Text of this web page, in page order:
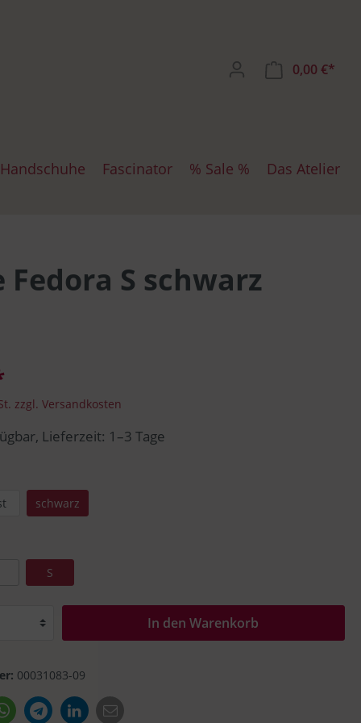
0,00 €*
Handschuhe Fascinator % Sale %
Das Atelier
Faustmann
Fedora S schwarz
zzgl. Versandkosten
Lieferzeit: 1–3 Tage
schwarz
S
In den Warenkorb
00031083-09